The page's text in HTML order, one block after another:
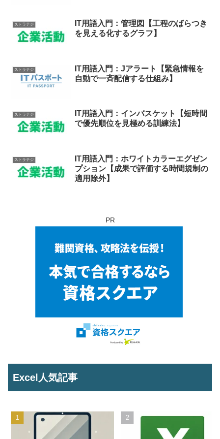
ストラテジ
IT用語入門：管理図【工程のばらつき
を見える化するグラフ】
ストラテジ
IT用語入門：Jアラート【緊急情報を
自動で一斉配信する仕組み】
ストラテジ
IT用語入門：インバスケット【短時間
で優先順位を見極める訓練法】
ストラテジ
IT用語入門：ホワイトカラーエグゼン
プション【成果で評価する時間規制の
適用除外】
PR
Excel人気記事